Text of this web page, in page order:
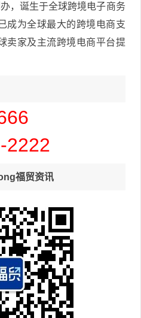
，诞生于全球跨境电子商务
成为全球最大的跨境电商支
卖家及主流跨境电商平台提
2222
福贸资讯